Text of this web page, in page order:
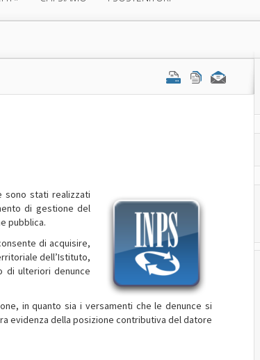
sono stati realizzati
di gestione del
pubblica.
di acquisire,
dell’Istituto,
di ulteriori denunce
in quanto sia i versamenti che le denunce si
evidenza della posizione contributiva del datore